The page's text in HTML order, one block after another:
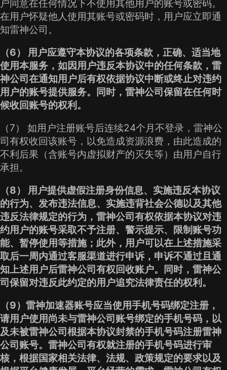
户同意在任何情况下不使用其他用户的账号或密码。
在用户怀疑他人使用其账号或密码时，用户应立即通
知雷神公司。
（6） 用户应遵守本协议的各项条款，正确、适当地
使用本服务，如因用户违反本协议中的任何条款，雷
神公司在通知用户后有权依据协议中断或终止对违约
用户的账号提供服务。同时，雷神公司保留在任何时
候收回账号的权利。
（7） 如用户注册账号后连续24个月不登录，雷神公
司有权收回该账号，以免造成资源浪费，由此造成的
不利后果（含账号内虚拟财产的灭失等）由用户自行
承担。
（8） 用户提供虚假注册身份信息、实施违反本协议
的行为、发布违法信息、实施违背社会公德以及其他
违反法律规定的行为，雷神公司有权依据本协议对违
约用户的账号采取不予注册、警示提示、限制账号功
能、暂停使用等措施；此外，用户可以在上述措施采
取后一周内通过客服渠道进行申诉，申诉不通过且通
知上述用户后雷神公司有权回收账户。同时，雷神公
司保留对违反此约定的用户追究法律责任的权利。
（9）雷神加速器账号应当使用手机号码绑定注册，
请用户使用尚未与雷神公司账号绑定的手机号码，以
及未被雷神公司根据本协议封禁的手机号码注册雷神
公司账号。雷神公司有权就注册的手机号码进行审
核，根据国家相关法律、法规、政策规定的要求以及